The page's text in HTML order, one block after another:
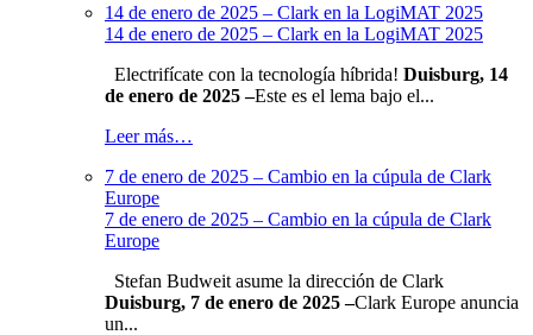
14 de enero de 2025 – Clark en la LogiMAT 2025
14 de enero de 2025 – Clark en la LogiMAT 2025
Electrifícate con la tecnología híbrida! Duisburg, 14
de enero de 2025 –Este es el lema bajo el...
Leer más…
7 de enero de 2025 – Cambio en la cúpula de Clark
Europe
7 de enero de 2025 – Cambio en la cúpula de Clark
Europe
Stefan Budweit asume la dirección de Clark
Duisburg, 7 de enero de 2025 –Clark Europe anuncia
un...